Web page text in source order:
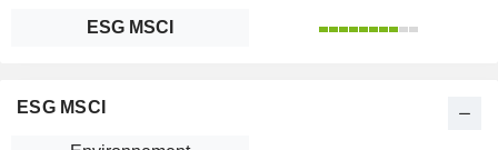
ESG MSCI
ESG MSCI